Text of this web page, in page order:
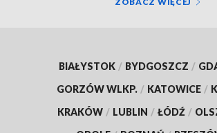
BIAŁYSTOK / BYDGOSZCZ /
GORZÓW WLKP. / KATOWICE /
KRAKÓW / LUBLIN / ŁÓDŹ /